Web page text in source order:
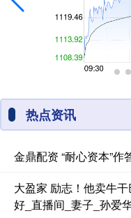
热点资讯
金鼎配资 “耐心资本”
大盈家 励志！他卖牛
好_直播间_妻子_孙爱